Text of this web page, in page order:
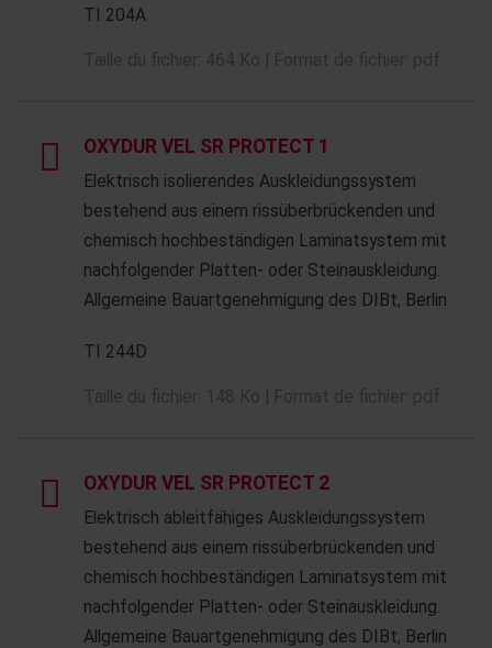
TI 204A
OXYDUR VEL SR PROTECT 1
Elektrisch isolierendes Auskleidungssystem
bestehend aus einem rissüberbrückenden und
chemisch hochbeständigen Laminatsystem mit
nachfolgender Platten- oder Steinauskleidung.
Allgemeine Bauartgenehmigung des DIBt, Berlin
TI 244D
OXYDUR VEL SR PROTECT 2
Elektrisch ableitfähiges Auskleidungssystem
bestehend aus einem rissüberbrückenden und
chemisch hochbeständigen Laminatsystem mit
nachfolgender Platten- oder Steinauskleidung.
Allgemeine Bauartgenehmigung des DIBt, Berlin